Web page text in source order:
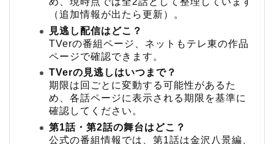
（追加情報が出たら更新）。
見逃し配信はどこ？
TVerの番組ページ、ネットもテレ東の作品
ページで確認できます。
TVerの見逃しはいつまで？
期限は回ごとに変動する可能性があるた
め、各話ページに表示される期限を基準に
確認してください。
第1話・第2話の舞台はどこ？
公式の番組情報では、第1話は金沢八景編、